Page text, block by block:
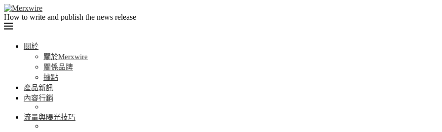
How to write and publish the news release
關於
關於Merxwire
關係品牌
據點
產品新訊
內容行銷
流量與曝光技巧